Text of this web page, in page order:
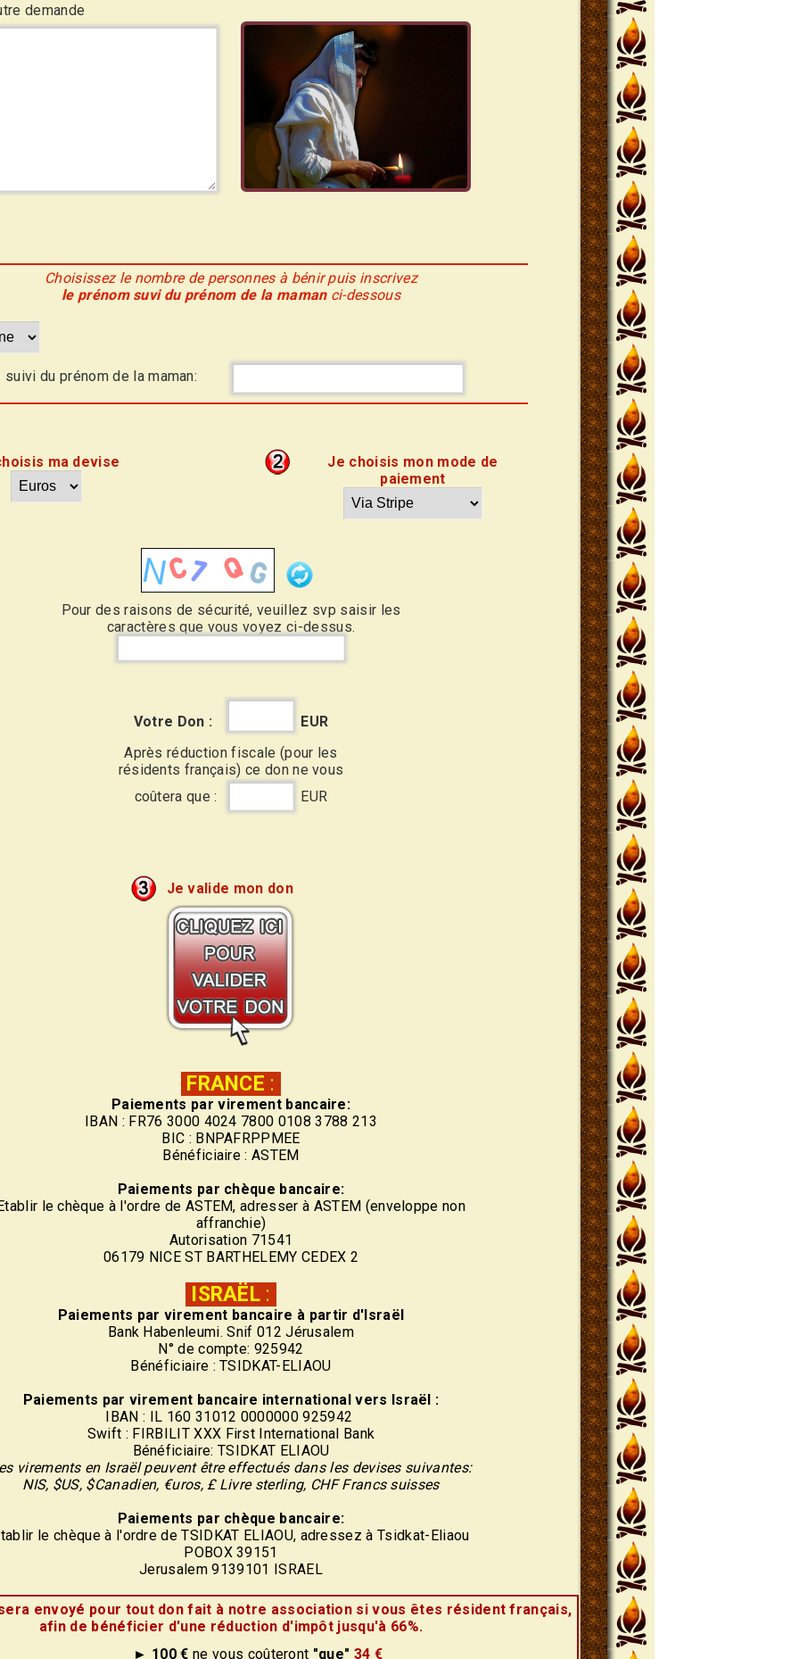
demande
Choisissez le nombre de personnes à bénir puis inscrivez
le prénom suvi du prénom de la mamanci-dessous
suivi du prénom de la maman:
ma devise
Je choisis mon mode de
paiement
Pour des raisons de sécurité, veuillez svp saisir les
caractères que vous voyez ci-dessus.
Votre Don :
EUR
Après réduction fiscale (pour les
résidents français) ce don ne vous
coûtera que :
EUR
Je valide mon don
FRANCE :
Paiements par virement bancaire:
IBAN : FR76 3000 4024 7800 0108 3788 213
BIC : BNPAFRPPMEE
Bénéficiaire : ASTEM
Paiements par chèque bancaire:
le chèque à l'ordre de ASTEM, adresser à ASTEM (enveloppe non
affranchie)
Autorisation 71541
06179 NICE ST BARTHELEMY CEDEX 2
ISRAËL :
Paiements par virement bancaire à partir d'Israël
Bank Habenleumi. Snif 012 Jérusalem
N° de compte: 925942
Bénéficiaire : TSIDKAT-ELIAOU
Paiements par virement bancaire international vers Israël :
IBAN : IL 160 31012 0000000 925942
Swift : FIRBILIT XXX First International Bank
Bénéficiaire: TSIDKAT ELIAOU
virements en Israël peuvent être effectués dans les devises suivantes:
NIS, $US, $Canadien, €uros, £ Livre sterling, CHF Francs suisses
Paiements par chèque bancaire:
le chèque à l'ordre de TSIDKAT ELIAOU, adressez à Tsidkat-Eliaou
POBOX 39151
Jerusalem 9139101 ISRAEL
sera envoyé pour tout don fait à notre association si vous êtes résident français,
afin de bénéficier d'une réduction d'impôt jusqu'à 66%.
► 100 € ne vous coûteront "que" 34 €